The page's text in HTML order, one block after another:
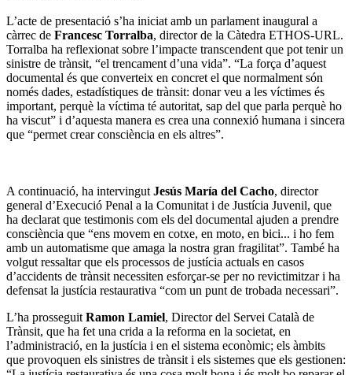
L’acte de presentació s’ha iniciat amb un parlament inaugural a
càrrec de Francesc Torralba, director de la Càtedra ETHOS-URL.
Torralba ha reflexionat sobre l’impacte transcendent que pot tenir un
sinistre de trànsit, “el trencament d’una vida”. “La força d’aquest
documental és que converteix en concret el que normalment són
només dades, estadístiques de trànsit: donar veu a les víctimes és
important, perquè la víctima té autoritat, sap del que parla perquè ho
ha viscut” i d’aquesta manera es crea una connexió humana i sincera
que “permet crear consciència en els altres”.
A continuació, ha intervingut Jesús María del Cacho, director
general d’Execució Penal a la Comunitat i de Justícia Juvenil, que
ha declarat que testimonis com els del documental ajuden a prendre
consciència que “ens movem en cotxe, en moto, en bici... i ho fem
amb un automatisme que amaga la nostra gran fragilitat”. També ha
volgut ressaltar que els processos de justícia actuals en casos
d’accidents de trànsit necessiten esforçar-se per no revictimitzar i ha
defensat la justícia restaurativa “com un punt de trobada necessari”.
L’ha prosseguit Ramon Lamiel, Director del Servei Català de
Trànsit, que ha fet una crida a la reforma en la societat, en
l’administració, en la justícia i en el sistema econòmic; els àmbits
que provoquen els sinistres de trànsit i els sistemes que els gestionen: